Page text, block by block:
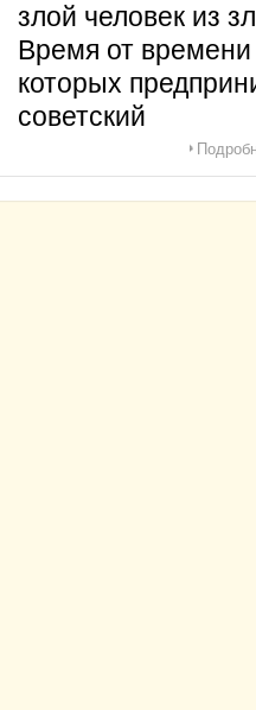
злой человек из
Время от времени
которых
советский